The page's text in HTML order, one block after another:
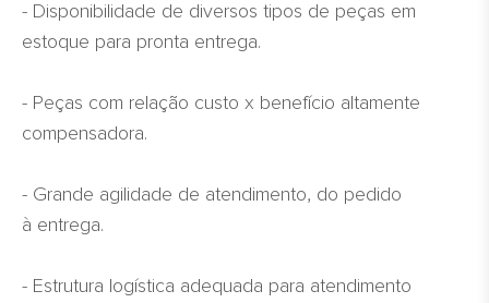
- Disponibilidade de diversos tipos de peças em
estoque para pronta entrega.
- Peças com relação custo x benefício altamente
compensadora.
- Grande agilidade de atendimento, do pedido
à entrega.
- Estrutura logística adequada para atendimento